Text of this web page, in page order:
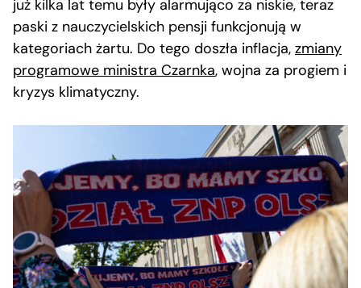
już kilka lat temu były alarmująco za niskie, teraz
paski z nauczycielskich pensji funkcjonują w
kategoriach żartu. Do tego doszła inflacja, zmiany
programowe ministra Czarnka, wojna za progiem i
kryzys klimatyczny.